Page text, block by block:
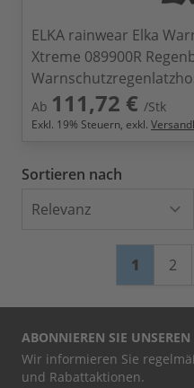
ELKA rainwear Elka
Xtreme 089900R
Ab 111,72 € /Stk
Exkl. 19% Steuern, exkl.
Sortieren nach
Sie
1 Seite
2
ABONNIEREN SIE UNSEREN
Wir informieren Sie
und Rabattaktionen.